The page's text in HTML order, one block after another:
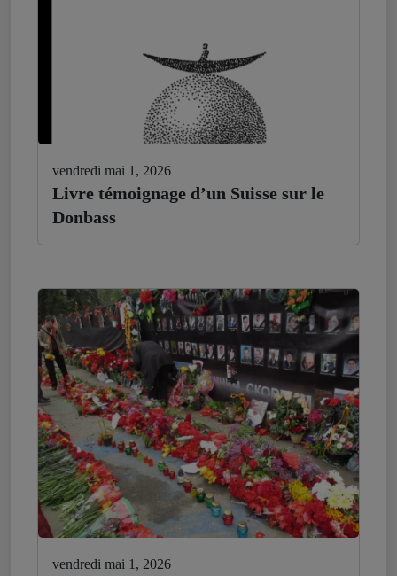
vendredi mai 1, 2026
Livre témoignage d’un Suisse sur le
Donbass
vendredi mai 1, 2026